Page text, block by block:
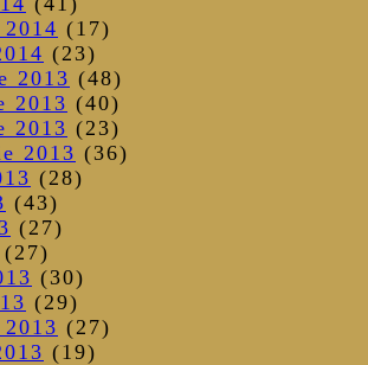
(17)
(23)
2013 (48)
2013 (40)
2013 (23)
2013 (36)
(28)
(43)
(27)
(27)
(30)
(29)
(27)
(19)